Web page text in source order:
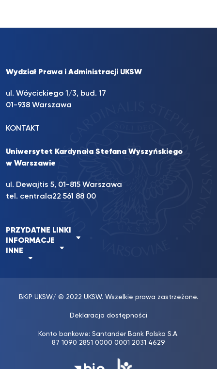
Wydział Prawa i Administracji UKSW
ul. Wóycickiego 1/3, bud. 17
01-938 Warszawa
KONTAKT
Uniwersytet Kardynała Stefana Wyszyńskiego
w Warszawie
ul. Dewajtis 5, 01-815 Warszawa
tel. centrala22 561 88 00
PRZYDATNE LINKI
INFORMACJE
INNE
BKiP UKSW/ © 2022 UKSW. Wszelkie prawa zastrzeżone.
Deklaracja dostępności
Konto bankowe: Santander Bank Polska S.A.
87 1090 2851 0000 0001 2031 4629